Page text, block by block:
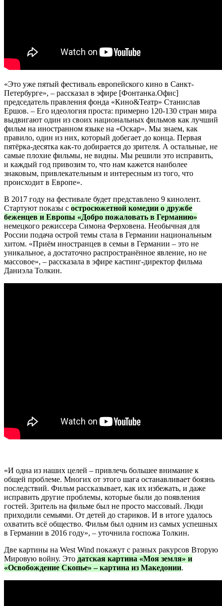
«Это уже пятый фестиваль европейского кино в Санкт-
Петербурге», – рассказал в эфире [Фонтанка.Офис]
председатель правления фонда «Кино&Театр» Станислав
Ершов. – Его идеология проста: примерно 120-130 стран мира
выдвигают один из своих национальных фильмов как лучший
фильм на иностранном языке на «Оскар». Мы знаем, как
правило, один из них, который добегает до конца. Первая
пятёрка-десятка как-то добирается до зрителя. А остальные, не
самые плохие фильмы, не видны. Мы решили это исправить,
и каждый год привозим то, что нам кажется наиболее
знаковым, привлекательным и интересным из того, что
происходит в Европе».
В 2017 году на фестивале будет представлено 9 кинолент.
Стартуют показы с остросюжетной комедии о дружбе
беженцев и Европы «Добро пожаловать в Германию»
немецкого режиссера Симона Ферховена. Необычная для
России подача острой темы стала в Германии национальным
хитом. «Приём иностранцев в семьи в Германии – это не
уникальное, а достаточно распространённое явление, но не
массовое», – рассказала в эфире кастинг-директор фильма
Даниэла Толкин.
«И одна из наших целей – привлечь большее внимание к
общей проблеме. Многих от этого шага останавливает боязнь
последствий. Фильм рассказывает, как их избежать, и даже
исправить другие проблемы, которые были до появления
гостей. Зритель на фильме был не просто массовый. Люди
приходили семьями. От детей до стариков. И в итоге удалось
охватить всё общество. Фильм был одним из самых успешных
в Германии в 2016 году», – уточнила госпожа Толкин.
Две картины на West Wind покажут с разных ракурсов Вторую
Мировую войну. Это датская картина «Моя земля» и
«Освобождение Скопье» – картина из Македонии.